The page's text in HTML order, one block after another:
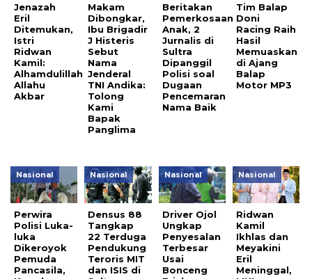
Jenazah
Eril
Ditemukan,
Istri
Ridwan
Kamil:
Alhamdulillah
Allahu
Akbar
Makam
Dibongkar,
Ibu Brigadir
J Histeris
Sebut
Nama
Jenderal
TNI Andika:
Tolong
Kami
Bapak
Panglima
Beritakan
Pemerkosaan
Anak, 2
Jurnalis di
Sultra
Dipanggil
Polisi soal
Dugaan
Pencemaran
Nama Baik
Tim Balap
Doni
Racing Raih
Hasil
Memuaskan
di Ajang
Balap
Motor MP3
Nasional
Perwira
Polisi Luka-
luka
Dikeroyok
Pemuda
Pancasila,
Nasional
Densus 88
Tangkap
22 Terduga
Pendukung
Teroris MIT
dan ISIS di
Nasional
Driver Ojol
Ungkap
Penyesalan
Terbesar
Usai
Bonceng
Nasional
Ridwan
Kamil
Ikhlas dan
Meyakini
Eril
Meninggal,